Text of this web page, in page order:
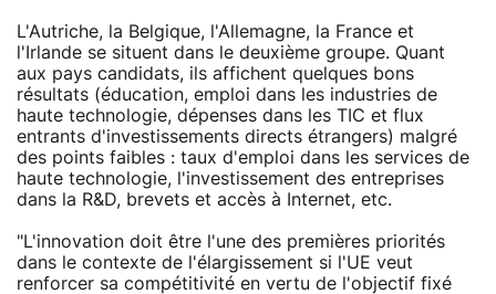
L'Autriche, la Belgique, l'Allemagne, la France et
l'Irlande se situent dans le deuxième groupe. Quant
aux pays candidats, ils affichent quelques bons
résultats (éducation, emploi dans les industries de
haute technologie, dépenses dans les TIC et flux
entrants d'investissements directs étrangers) malgré
des points faibles : taux d'emploi dans les services de
haute technologie, l'investissement des entreprises
dans la R&D, brevets et accès à Internet, etc.
"L'innovation doit être l'une des premières priorités
dans le contexte de l'élargissement si l'UE veut
renforcer sa compétitivité en vertu de l'objectif fixé